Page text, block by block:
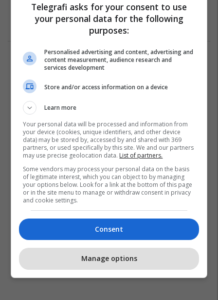
1
Telegrafi asks for your consent to use
your personal data for the following
purposes:
Personalised advertising and content, advertising and
content measurement, audience research and
services development
Store and/or access information on a device
Learn more
Your personal data will be processed and information from
your device (cookies, unique identifiers, and other device
data) may be stored by, accessed by and shared with 369
partners, or used specifically by this site. We and our partners
may use precise geolocation data. List of partners.
Some vendors may process your personal data on the basis
of legitimate interest, which you can object to by managing
your options below. Look for a link at the bottom of this page
or in the site menu to manage or withdraw consent in privacy
and cookie settings.
Consent
Manage options